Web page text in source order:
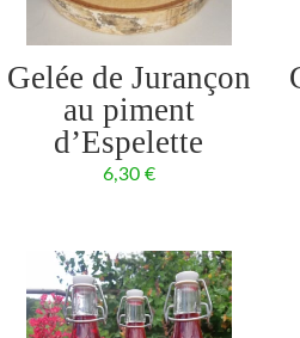
Gelée de Jurançon
au piment
d’Espelette
6,30 €